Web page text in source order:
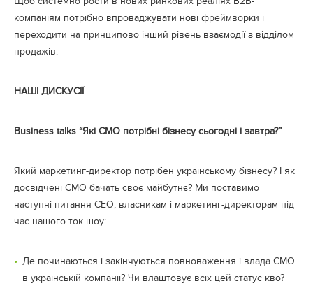
компаніям потрібно впроваджувати нові фреймворки і
переходити на принципово інший рівень взаємодії з відділом
продажів.
НАШІ ДИСКУСІЇ
Business talks “Які СМО потрібні бізнесу сьогодні і завтра?”
Який маркетинг-директор потрібен українському бізнесу? І як
досвідчені CMO бачать своє майбутнє? Ми поставимо
наступні питання СЕО, власникам і маркетинг-директорам під
час нашого ток-шоу:
Де починаються і закінчуються повноваження і влада CMO
в українській компанії? Чи влаштовує всіх цей статус кво?